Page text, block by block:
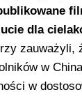
dla
zauważyli,
w
w